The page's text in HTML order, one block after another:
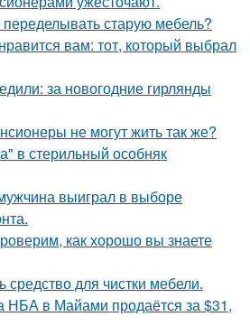
старую мебель?
вам: тот, который выбрал
за новогодние гирлянды
не могут жить так же?
в стерильный особняк
выиграл в выборе
как хорошо вы знаете
средство для чистки мебели.
НБА в Майами продаётся за $31,